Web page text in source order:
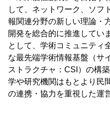
して、ネットワーク、ソフ
報関連分野の新しい理論・
開発を総合的に推進してい
として、学術コミュニティ
な最先端学術情報基盤（サ
ストラクチャ：CSI）の構
学や研究機関はもとより民
の連携・協力を重視した運